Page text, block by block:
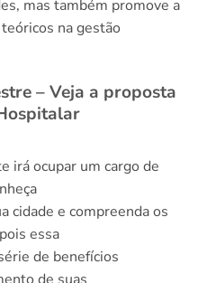
mas também promove a
na gestão
– Veja a proposta
irá ocupar um cargo de
cidade e compreenda os
essa
de benefícios